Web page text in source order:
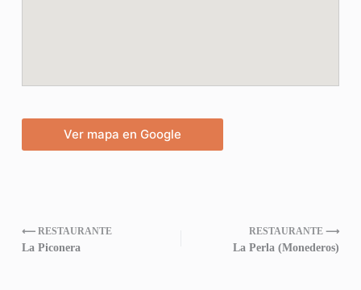
Ver mapa en Google
⟵ RESTAURANTE
La Piconera
RESTAURANTE ⟶
La Perla (Monederos)